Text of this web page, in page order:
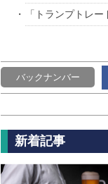
「トランプトレ
バックナンバー
新着記事